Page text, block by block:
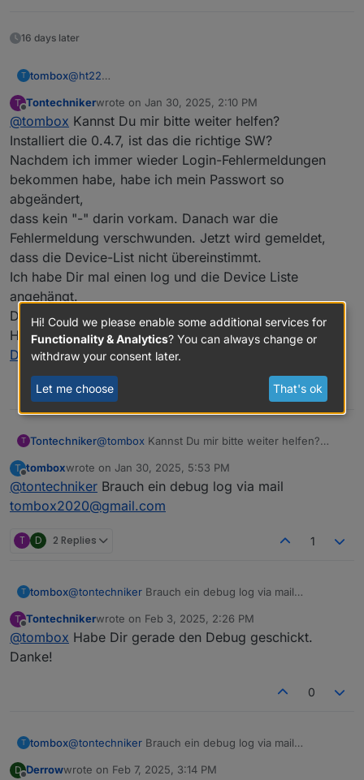
16 days later
T tombox@ht22
Experten Ansicht
Instanz auf info klicken und log level auf debug setzen
Instanz neustarten
Protokoll auswählen und rauskopieren
T
Offline
Tontechnikerwrote on Jan 30, 2025, 2:10 PM
last edited by
@tombox Kannst Du mir bitte weiter helfen?
Installiert die 0.4.7, ist das die richtige SW?
Nachdem ich immer wieder Login-Fehlermeldungen
bekommen habe, habe ich mein Passwort so
abgeändert,
dass kein "-" darin vorkam. Danach war die
Fehlermeldung verschwunden. Jetzt wird gemeldet,
dass die Device-List nicht übereinstimmt.
Ich habe Dir mal einen log und die Device Liste
angehängt.
Danke für Deine Mühe
Hans
Downloads.zip
0
T Tontechniker@tombox Kannst Du mir bitte weiter helfen?
Nachdem ich immer wieder Login-
Fehlermeldungen bekommen habe, habe ich
mein Passwort so abgeändert,
dass kein "-" darin vorkam. Danach war die
angehängt.
Hans
Downloads.zip
T
Offline
tomboxwrote on Jan 30, 2025, 5:53 PM
last edited by
@tontechniker Brauch ein debug log via mail
tombox2020@gmail.com
T D 2 Replies 1
T tombox@tontechniker Brauch ein debug log via mail
T
Offline
Tontechnikerwrote on Feb 3, 2025, 2:26 PM
last edited by
@tombox Habe Dir gerade den Debug geschickt.
Danke!
0
T tombox@tontechniker Brauch ein debug log via mail
D Derrowwrote on Feb 7, 2025, 3:14 PM
last edited by
Hi! Could we please enable some additional services for
Functionality & Analytics? You can always change or
withdraw your consent later.
Let me choose That's ok